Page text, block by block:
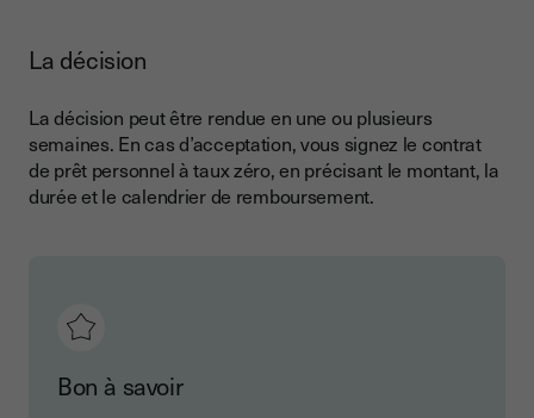
La décision
La décision peut être rendue en une ou plusieurs
semaines. En cas d’acceptation, vous signez le contrat
de prêt personnel à taux zéro, en précisant le montant, la
durée et le calendrier de remboursement.
Bon à savoir